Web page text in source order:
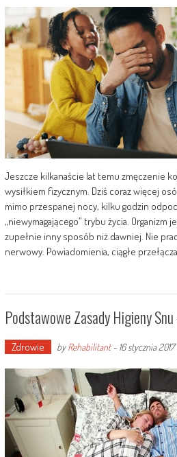
Jeszcze kilkanaście lat temu zmęczenie
wysiłkiem fizycznym. Dziś coraz więcej
mimo przespanej nocy, kilku godzin
„niewymagającego” trybu życia. Organizm
zupełnie inny sposób niż dawniej. Nie
nerwowy. Powiadomienia, ciągłe
Podstawowe Zasady Higieny
Zdrowie byRehabilitant- 16 stycznia 2017